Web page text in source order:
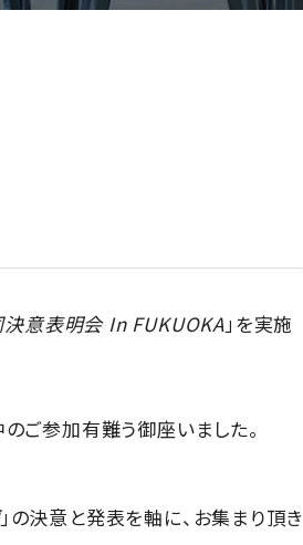
意表明会 In FUKUOKA」を実施
ご参加有難う御座いました。
」の決意と発表を軸に、お集まり頂き